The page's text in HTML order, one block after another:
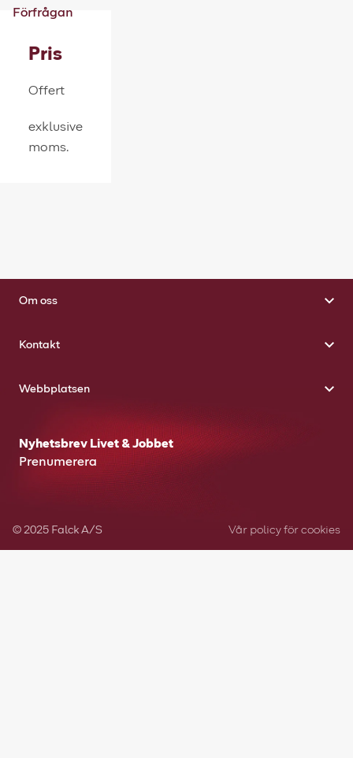
Pris
Offert
exklusive
moms.
Förfrågan
Om oss
Kontakt
Webbplatsen
Nyhetsbrev Livet & Jobbet
Prenumerera
© 2025 Falck A/S Vår policy för cookies